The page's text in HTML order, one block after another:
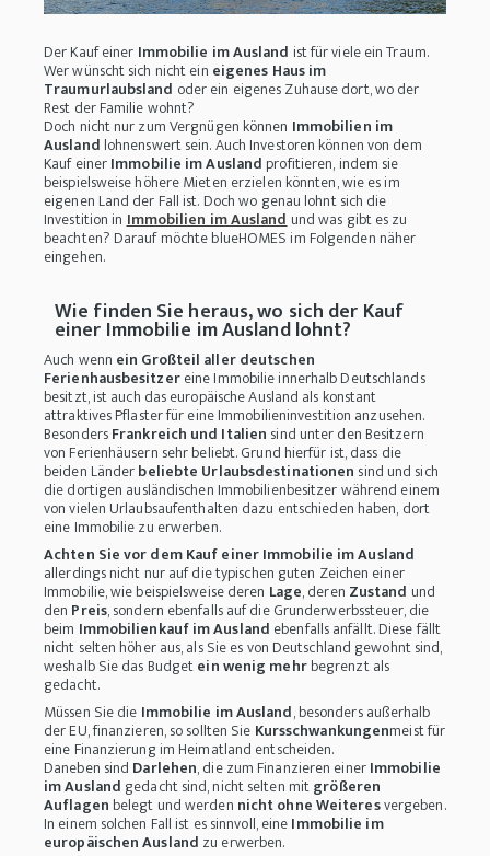
Der Kauf einer Immobilie im Ausland ist für viele ein Traum.
Wer wünscht sich nicht ein eigenes Haus im
Traumurlaubsland oder ein eigenes Zuhause dort, wo der
Rest der Familie wohnt?
Doch nicht nur zum Vergnügen können Immobilien im
Ausland lohnenswert sein. Auch Investoren können von dem
Kauf einerImmobilie im Ausland profitieren, indem sie
beispielsweise höhere Mieten erzielen könnten, wie es im
eigenen Land der Fall ist. Doch wo genau lohnt sich die
Investition inImmobilien im Auslandund was gibt es zu
beachten? Darauf möchte blueHOMES im Folgenden näher
eingehen.
Wie finden Sie heraus, wo sich der Kauf
einer Immobilie im Ausland lohnt?
Auch wenn ein Großteil aller deutschen
Ferienhausbesitzereine Immobilie innerhalb Deutschlands
besitzt, ist auch das europäische Ausland als konstant
attraktives Pflaster für eine Immobilieninvestition anzusehen.
BesondersFrankreich und Italien sind unter den Besitzern
von Ferienhäusern sehr beliebt. Grund hierfür ist, dass die
beiden Länderbeliebte Urlaubsdestinationen sind und sich
die dortigen ausländischen Immobilienbesitzer während einem
von vielen Urlaubsaufenthalten dazu entschieden haben, dort
eine Immobilie zu erwerben.
Achten Sie vor dem Kauf einer Immobilie im Ausland
allerdings nicht nur auf die typischen guten Zeichen einer
Immobilie, wie beispielsweise deren Lage, deren Zustand und
den Preis, sondern ebenfalls auf die Grunderwerbssteuer, die
beim Immobilienkauf im Ausland ebenfalls anfällt. Diese fällt
nicht selten höher aus, als Sie es von Deutschland gewohnt sind,
weshalb Sie das Budgetein wenig mehrbegrenzt als
gedacht.
Müssen Sie die Immobilie im Ausland, besonders außerhalb
der EU, finanzieren, so sollten Sie Kursschwankungenmeist für
eine Finanzierung im Heimatland entscheiden.
Daneben sind Darlehen, die zum Finanzieren einerImmobilie
im Ausland gedacht sind, nicht selten mitgrößeren
Auflagen belegt und werden nicht ohne Weiteresvergeben.
In einem solchen Fall ist es sinnvoll, eineImmobilie im
europäischen Ausland zu erwerben.